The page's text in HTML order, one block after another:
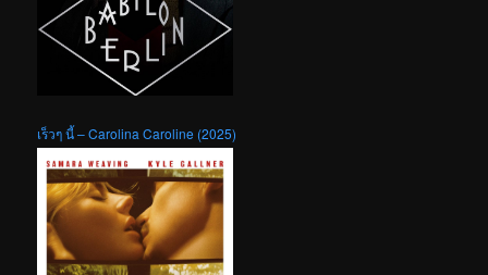
เร็วๆ นี้ – Carolina Caroline (2025)